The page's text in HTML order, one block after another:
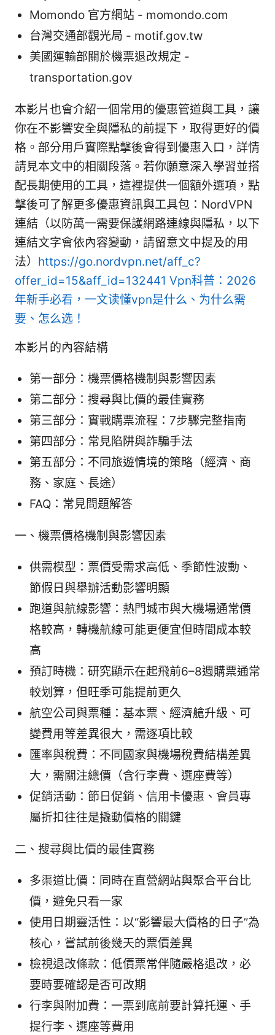
Momondo 官方網站 - momondo.com
台灣交通部觀光局 - motif.gov.tw
美國運輸部關於機票退改規定 -
transportation.gov
本影片也會介紹一個常用的優惠管道與工具，讓
你在不影響安全與隱私的前提下，取得更好的價
格。部分用戶實際點擊後會得到優惠入口，詳情
請見本文中的相關段落。若你願意深入學習並搭
配長期使用的工具，這裡提供一個額外選項，點
擊後可了解更多優惠資訊與工具包：NordVPN
連結（以防萬一需要保護網路連線與隱私，以下
連結文字會依內容變動，請留意文中提及的用
法） https://go.nordvpn.net/aff_c?
offer_id=15&aff_id=132441 Vpn科普：2026
年新手必看，一文读懂vpn是什么、为什么需
要、怎么选！
本影片的內容結構
第一部分：機票價格機制與影響因素
第二部分：搜尋與比價的最佳實務
第三部分：實戰購票流程：7步驟完整指南
第四部分：常見陷阱與詐騙手法
第五部分：不同旅遊情境的策略（經濟、商
務、家庭、長途）
FAQ：常見問題解答
一、機票價格機制與影響因素
供需模型：票價受需求高低、季節性波動、
節假日與舉辦活動影響明顯
跑道與航線影響：熱門城市與大機場通常價
格較高，轉機航線可能更便宜但時間成本較
高
預訂時機：研究顯示在起飛前6–8週購票通常
較划算，但旺季可能提前更久
航空公司與票種：基本票、經濟艙升級、可
變費用等差異很大，需逐項比較
匯率與稅費：不同國家與機場稅費結構差異
大，需關注總價（含行李費、選座費等）
促銷活動：節日促銷、信用卡優惠、會員專
屬折扣往往是撬動價格的關鍵
二、搜尋與比價的最佳實務
多渠道比價：同時在直營網站與聚合平台比
價，避免只看一家
使用日期靈活性：以“影響最大價格的日子”為
核心，嘗試前後幾天的票價差異
檢視退改條款：低價票常伴隨嚴格退改，必
要時要確認是否可改期
行李與附加費：一票到底前要計算托運、手
提行李、選座等費用